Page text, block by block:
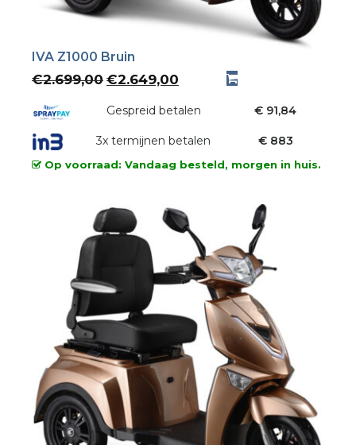
IVA Z1000 Bruin
€2.699,00 Oorspronkelijke
was:
€2.649,00
is:
Gespreid betalen € 91,84
3x termijnen betalen € 883
Op voorraad: Vandaag besteld, morgen in huis.